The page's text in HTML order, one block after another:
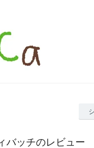
ッチのレビュー